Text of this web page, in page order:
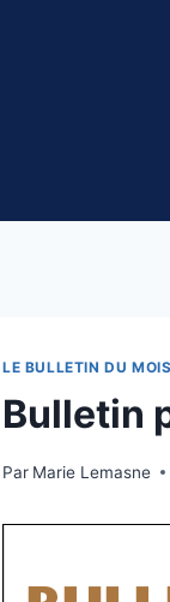
LE BULLETIN DU MOIS
Bulletin
Par Marie Lemasne